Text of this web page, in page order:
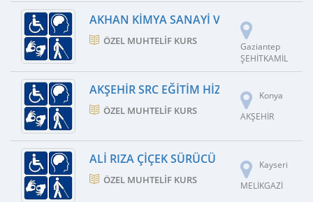
AKHAN KIMYA SANAYI VE TIC.LIMITED
ÖZEL MUHTELIF KURS
Gaziantep
ŞEHİTKAMİL
AKŞEHIR SRC EĞITIM HIZMETLERI
ÖZEL MUHTELIF KURS
Konya
AKŞEHİR
ALI RIZA ÇIÇEK SÜRÜCÜ KURSU İNŞAAT
ÖZEL MUHTELIF KURS
Kayseri
MELİKGAZİ